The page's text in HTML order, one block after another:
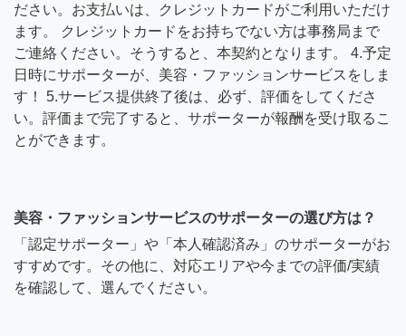
ださい。お支払いは、クレジットカードがご利用いただけ
ます。 クレジットカードをお持ちでない方は事務局まで
ご連絡ください。そうすると、本契約となります。 4.予定
日時にサポーターが、美容・ファッションサービスをしま
す！ 5.サービス提供終了後は、必ず、評価をしてくださ
い。評価まで完了すると、サポーターが報酬を受け取るこ
とができます。
美容・ファッションサービスのサポーターの選び方は？
「認定サポーター」や「本人確認済み」のサポーターがお
すすめです。その他に、対応エリアや今までの評価/実績
を確認して、選んでください。